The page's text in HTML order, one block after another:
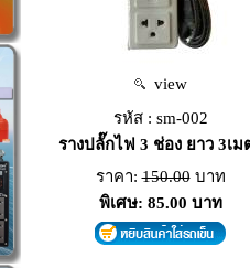
view
รหัส : sm-002
รางปลั๊กไฟ 3 ช่อง ยาว 3เม
ราคา:150.00บาท
พิเศษ: 85.00 บาท